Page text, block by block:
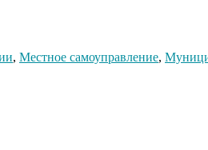
, Местное самоуправление,